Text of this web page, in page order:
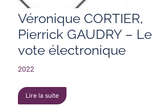
Véronique CORTIER,
Pierrick GAUDRY – Le
vote électronique
2022
Lire la suite